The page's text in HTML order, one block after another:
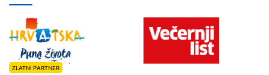
ZLATNI PARTNER